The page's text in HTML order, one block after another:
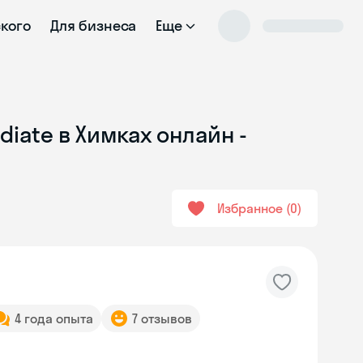
Для бизнеса Еще
в Химках онлайн -
Избранное 0
4 года опыта 7 отзывов